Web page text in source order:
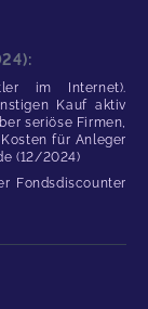
im Internet).
Kauf aktiv
seriöse Firmen,
für Anleger
(12/2024)
Fondsdiscounter